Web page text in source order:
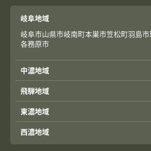
岐阜地域
岐阜市山県市岐南町本巣市笠松町羽島市
各務原市
中濃地域
飛騨地域
東濃地域
西濃地域